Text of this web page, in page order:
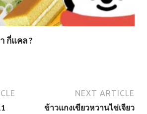
กี่แคล ?
NEXT ARTICLE
ข้าวแกงเขียวหวานไข่เจียว